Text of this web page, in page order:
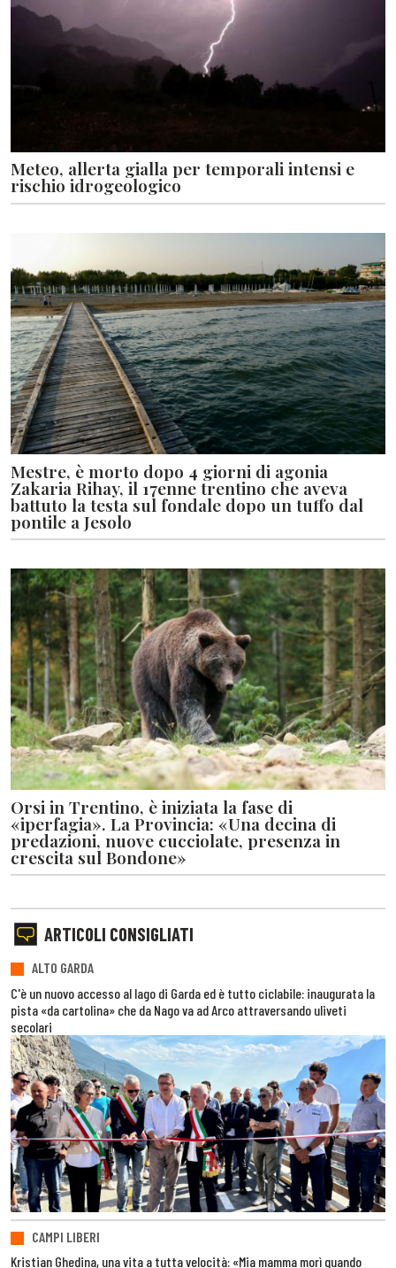
Meteo, allerta gialla per temporali intensi e
rischio idrogeologico
Mestre, è morto dopo 4 giorni di agonia
Zakaria Rihay, il 17enne trentino che aveva
battuto la testa sul fondale dopo un tuffo dal
pontile a Jesolo
Orsi in Trentino, è iniziata la fase di
«iperfagia». La Provincia: «Una decina di
predazioni, nuove cucciolate, presenza in
crescita sul Bondone»
ARTICOLI CONSIGLIATI
ALTO GARDA
C'è un nuovo accesso al lago di Garda ed è tutto ciclabile: inaugurata la
pista «da cartolina» che da Nago va ad Arco attraversando uliveti
secolari
CAMPI LIBERI
Kristian Ghedina, una vita a tutta velocità: «Mia mamma morì quando